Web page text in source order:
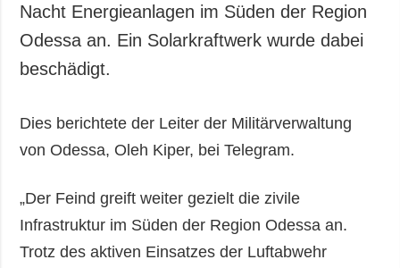
Nacht Energieanlagen im Süden der Region
Odessa an. Ein Solarkraftwerk wurde dabei
beschädigt.
Dies berichtete der Leiter der Militärverwaltung
von Odessa, Oleh Kiper, bei Telegram.
„Der Feind greift weiter gezielt die zivile
Infrastruktur im Süden der Region Odessa an.
Trotz des aktiven Einsatzes der Luftabwehr